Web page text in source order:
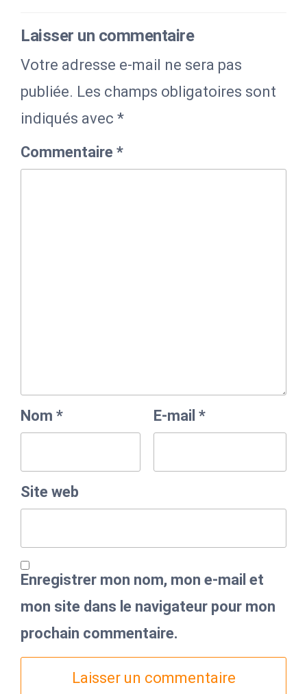
Laisser un commentaire
Votre adresse e-mail ne sera pas
publiée. Les champs obligatoires sont
indiqués avec *
Commentaire *
Nom * E-mail *
Site web
Enregistrer mon nom, mon e-mail et
mon site dans le navigateur pour mon
prochain commentaire.